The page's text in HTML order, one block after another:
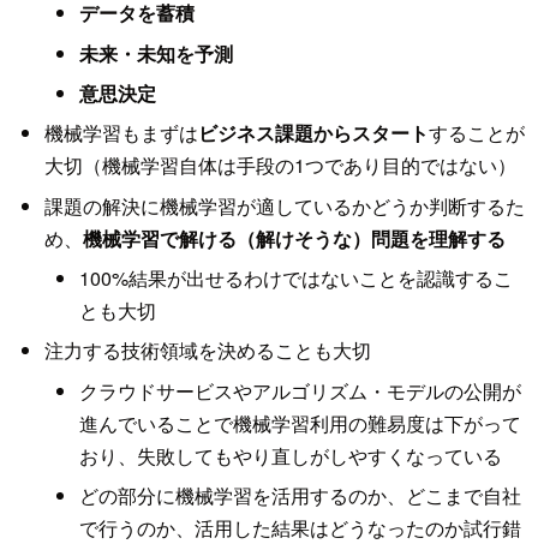
データを蓄積
未来・未知を予測
意思決定
機械学習もまずはビジネス課題からスタートすることが
大切（機械学習自体は手段の1つであり目的ではない）
課題の解決に機械学習が適しているかどうか判断するた
め、 機械学習で解ける（解けそうな）問題を理解する
100%結果が出せるわけではないことを認識するこ
とも大切
注力する技術領域を決めることも大切
クラウドサービスやアルゴリズム・モデルの公開が
進んでいることで機械学習利用の難易度は下がって
おり、失敗してもやり直しがしやすくなっている
どの部分に機械学習を活用するのか、どこまで自社
で行うのか、活用した結果はどうなったのか試行錯